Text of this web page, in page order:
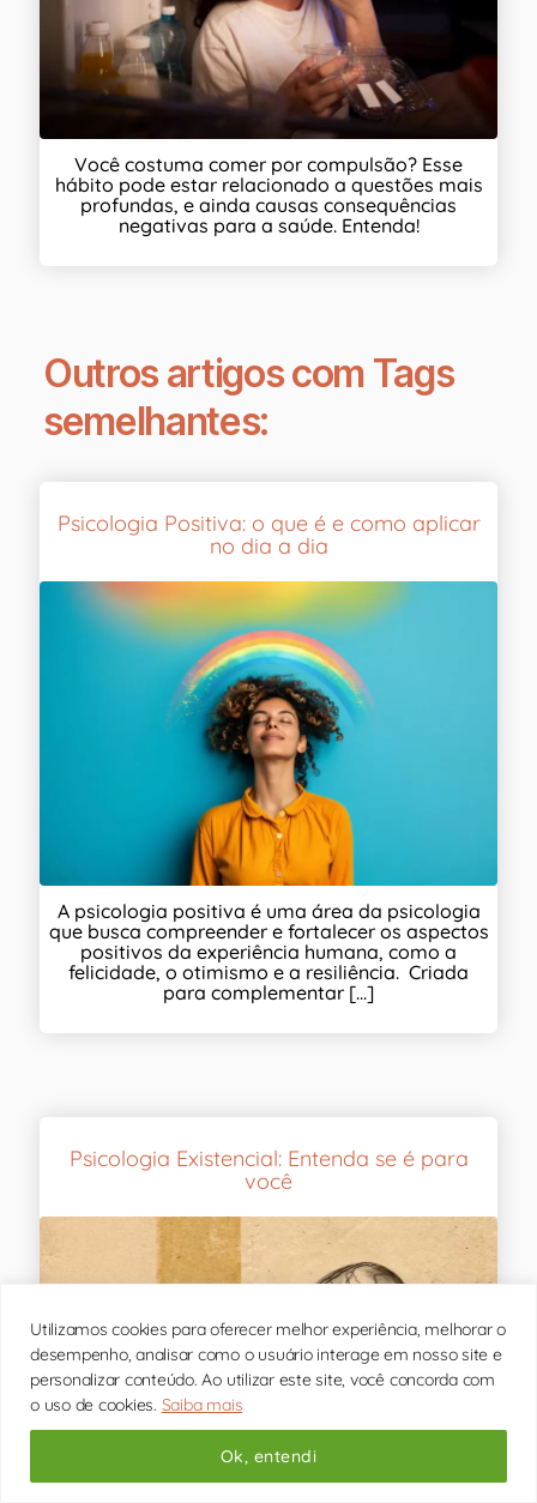
Utilizamos cookies para oferecer melhor experiência, melhorar o
desempenho, analisar como o usuário interage em nosso site e
personalizar conteúdo. Ao utilizar este site, você concorda com
o uso de cookies. Saiba mais
Ok, entendi
Você costuma comer por compulsão? Esse
hábito pode estar relacionado a questões mais
profundas, e ainda causas consequências
negativas para a saúde. Entenda!
Outros artigos com Tags
semelhantes:
Psicologia Positiva: o que é e como aplicar
no dia a dia
A psicologia positiva é uma área da psicologia
que busca compreender e fortalecer os aspectos
positivos da experiência humana, como a
felicidade, o otimismo e a resiliência. Criada
para complementar [...]
Psicologia Existencial: Entenda se é para
você